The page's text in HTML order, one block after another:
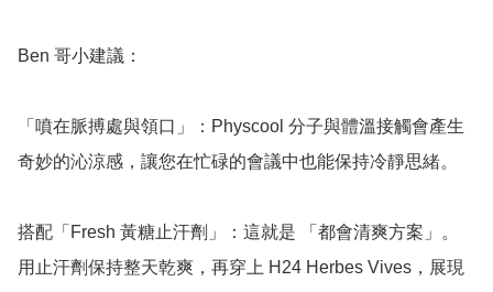
Ben 哥小建議：
「噴在脈搏處與領口」：Physcool 分子與體溫接觸會產生
奇妙的沁涼感，讓您在忙碌的會議中也能保持冷靜思緒。
搭配「Fresh 黃糖止汗劑」：這就是 「都會清爽方案」。
用止汗劑保持整天乾爽，再穿上 H24 Herbes Vives，展現